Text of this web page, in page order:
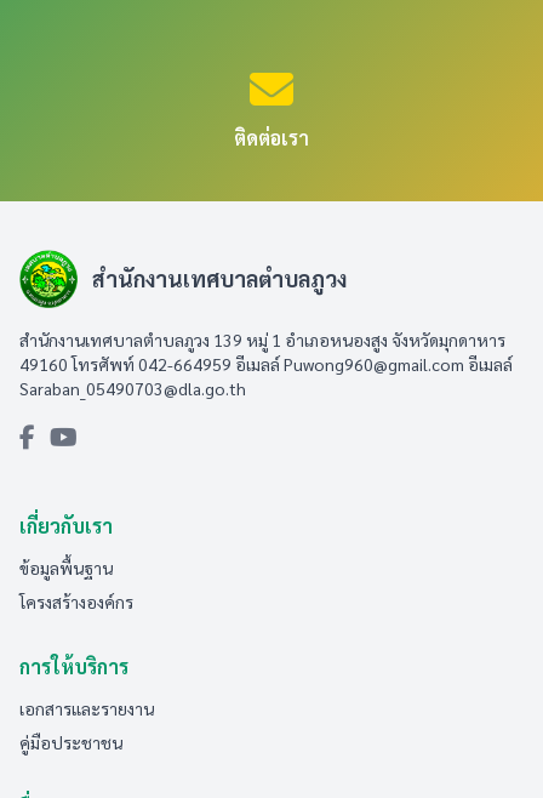
ติดต่อเรา
สำนักงานเทศบาลตำบลภูวง
สำนักงานเทศบาลตำบลภูวง 139 หมู่ 1 อำเภอหนองสูง จังหวัดมุกดาหาร
49160 โทรศัพท์ 042-664959 อีเมลล์Puwong960@gmail.com อีเมลล์
Saraban_05490703@dla.go.th
เกี่ยวกับเรา
ข้อมูลพื้นฐาน
โครงสร้างองค์กร
การให้บริการ
เอกสารและรายงาน
คู่มือประชาชน